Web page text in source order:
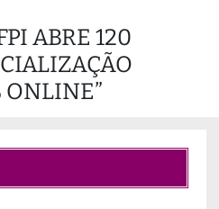
ABRE 120
ONLINE”